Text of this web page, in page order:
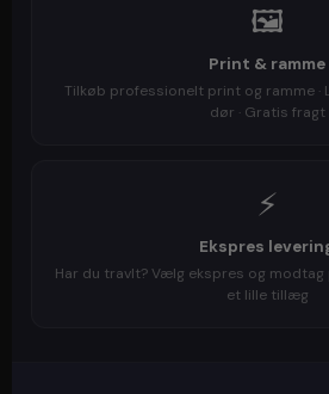
🖼️
Print & ramme
Tilkøb professionelt print og ramme ·
dør · Gratis fragt
⚡
Ekspres
Har du travlt? Vælg ekspres og
et lille tillæg